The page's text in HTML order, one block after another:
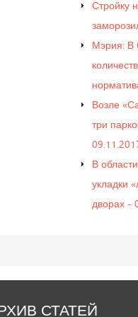
Стройку
Мэрия: В
Возле
три
В
укладки
дворах -
СТАТЕЙ